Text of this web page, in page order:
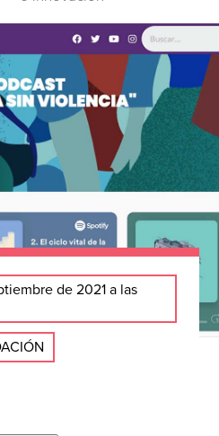
de 2021 a las